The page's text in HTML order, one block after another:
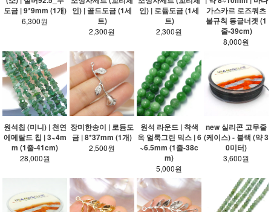
도금 | 9*9mm (1개)
6,300원
인) | 골드도금 (1세
트)
2,300원
인) | 로듐도금 (1세
트)
2,300원
가스카르 로즈쿼츠
불규칙 동글너겟 (1
줄-39cm)
8,000원
원석칩 (미니) | 천연
에메랄드 칩 | 3~4m
m (1줄-41cm)
28,000원
장미한송이 | 로듐도
금 | 8*37mm (1개)
2,500원
원석 라운드 | 착색
옥 얼룩그린 믹스 | 6
~6.5mm (1줄-38c
m)
5,000원
new 실리콘 고무줄
(케이스) - 블랙 (약 3
0미터)
3,600원